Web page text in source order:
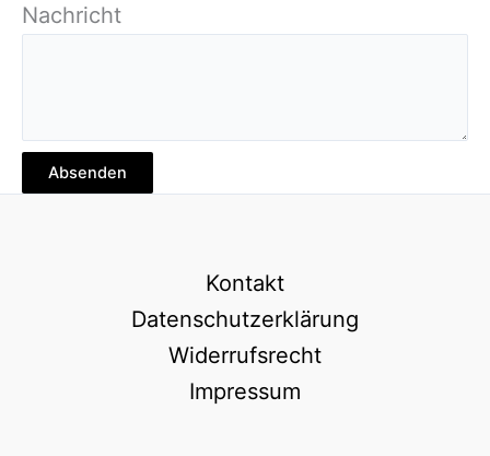
Nachricht
Absenden
Kontakt
Datenschutzerklärung
Widerrufsrecht
Impressum